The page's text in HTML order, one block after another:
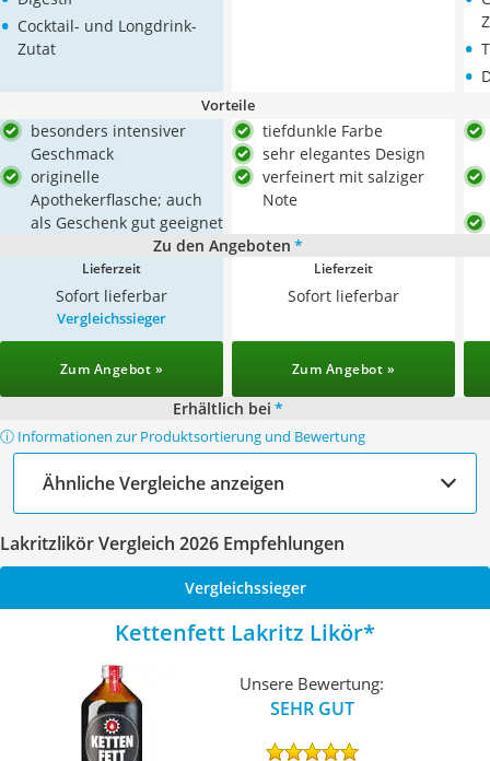
• Cocktail- und Longdrink-
Zutat
•
•
Vorteile
besonders intensiver
Geschmack
originelle
Apothekerflasche; auch
als Geschenk gut geeignet
tiefdunkle Farbe
sehr elegantes Design
verfeinert mit salziger
Note
Zu den Angeboten *
Lieferzeit
Sofort lieferbar
Lieferzeit
Sofort lieferbar
Vergleichssieger
Zum Angebot » Zum Angebot »
Erhältlich bei *
ⓘ Informationen zur Produktsortierung und Bewertung
Ähnliche Vergleiche anzeigen
Lakritzlikör Vergleich 2026 Empfehlungen
Vergleichssieger
Kettenfett Lakritz Likör
Unsere Bewertung:
SEHR GUT